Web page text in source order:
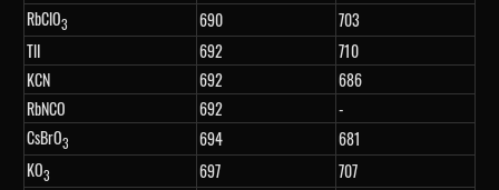
RbClO3 690
703
TlI
692
710
KCN
692
686
RbNCO
692
-
CsBrO3 694
681
KO3 697
707